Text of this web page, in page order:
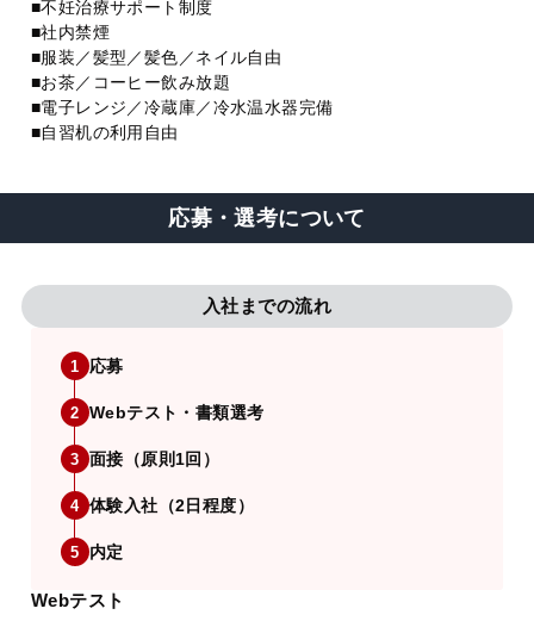
■不妊治療サポート制度
■社内禁煙
■服装／髪型／髪色／ネイル自由
■お茶／コーヒー飲み放題
■電子レンジ／冷蔵庫／冷水温水器完備
■自習机の利用自由
応募・選考について
入社までの流れ
1 応募
2 Webテスト・書類選考
3 面接（原則1回）
4 体験入社（2日程度）
5 内定
Webテスト